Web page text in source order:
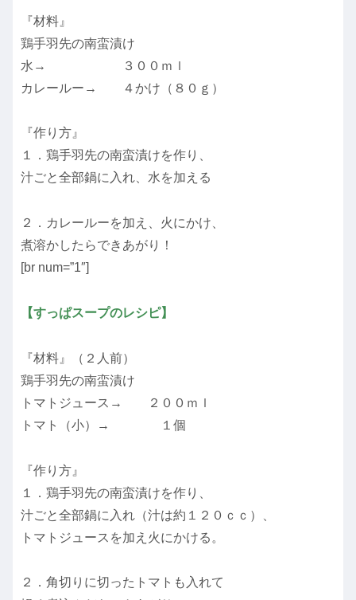
『材料』
鶏手羽先の南蛮漬け
水→ ３００ｍｌ
カレールー→ ４かけ（８０ｇ）
『作り方』
１．鶏手羽先の南蛮漬けを作り、
汁ごと全部鍋に入れ、水を加える
２．カレールーを加え、火にかけ、
煮溶かしたらできあがり！
[br num=”1″]
【すっぱスープのレシピ】
『材料』（２人前）
鶏手羽先の南蛮漬け
トマトジュース→ ２００ｍｌ
トマト（小）→ １個
『作り方』
１．鶏手羽先の南蛮漬けを作り、
汁ごと全部鍋に入れ（汁は約１２０ｃｃ）、
トマトジュースを加え火にかける。
２．角切りに切ったトマトも入れて